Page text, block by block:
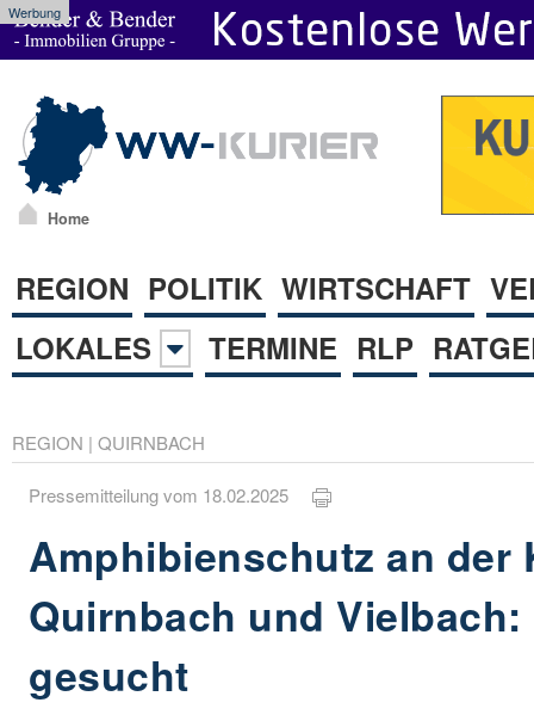
Werbung
Home
REGION POLITIK WIRTSCHAFT
LOKALES
TERMINE RLP
REGION | QUIRNBACH
Pressemitteilung vom 18.02.2025
Amphibienschutz an der
Quirnbach und
gesucht